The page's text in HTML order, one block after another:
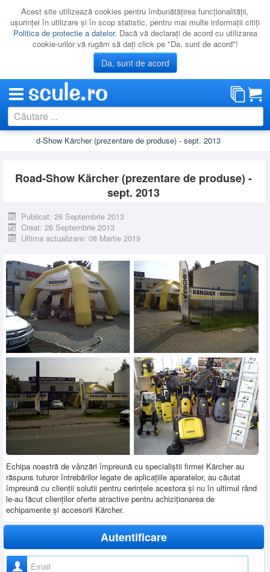
Acest site utilizează cookies pentru îmbunătăţirea funcţionalităţii,
uşurinţei în utilizare şi în scop statistic, pentru mai multe informaţii citiţi
Politica de protectie a datelor. Dacă vă declaraţi de acord cu utilizarea
cookie-urilor vă rugăm să daţi click pe "Da, sunt de acord"!
Da, sunt de acord
CATEGORII
NOUTATI
LICHIDARE
CATALOAGE
PRODUCATORI
SERVICE
INCHIRIERI
BLOG
CONTACT
AUTENTIFICARE
Road-Show Kärcher (prezentare de produse) - sept. 2013
Road-Show Kärcher (prezentare de produse) -
sept. 2013
Publicat: 26 Septembrie 2013
Creat: 26 Septembrie 2013
Ultima actualizare: 08 Martie 2019
Echipa noastră de vânzări împreună cu specialiştii firmei Kärcher au
răspuns tuturor întrebărilor legate de aplicaţiile aparatelor, au căutat
împreună cu clienţii solutii pentru cerinţele acestora şi nu în ultimul rând
le-au făcut clienţilor oferte atractive pentru achiziţionarea de
echipamente şi accesorii Kärcher.
Autentificare
Nume utilizator